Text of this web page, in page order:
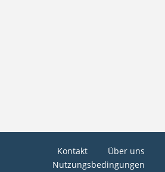
Kontakt Über uns
Nutzungsbedingungen